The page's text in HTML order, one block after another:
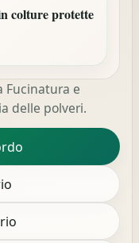
colture protette
Fucinatura e
delle polveri.